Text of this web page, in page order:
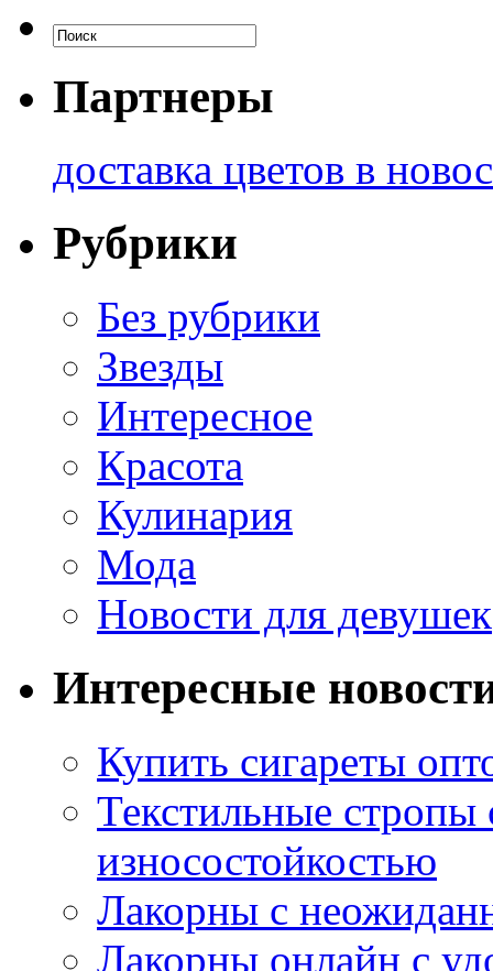
Партнеры
доставка цветов в
Рубрики
Без рубрики
Звезды
Интересное
Красота
Кулинария
Мода
Новости для девушек
Интересные
Купить сигареты
Текстильные
износостойкостью
Лакорны с
Лакорны онлайн с